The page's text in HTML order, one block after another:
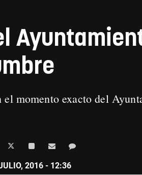
el momento exacto del
2016 - 12:36